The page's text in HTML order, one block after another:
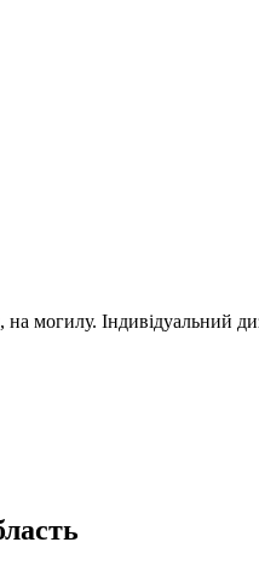
могилу. Індивідуальний